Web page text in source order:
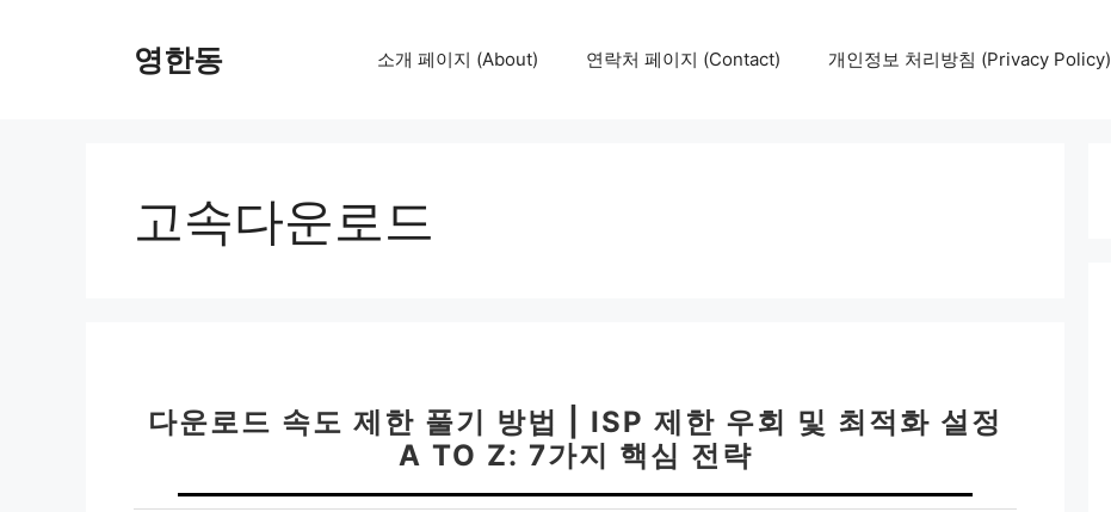
영한동 소개 페이지 (About) 연락처 페이지 (Contact) 개인정보 처리방침 (Privacy Policy)
고속다운로드
다운로드 속도 제한 풀기 방법 | ISP 제한 우회 및 최적화 설정
A TO Z: 7가지 핵심 전략